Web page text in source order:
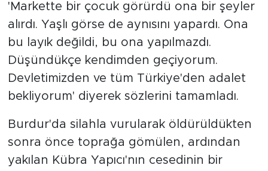
'Markette bir çocuk görürdü ona bir şeyler
alırdı. Yaşlı görse de aynısını yapardı. Ona
bu layık değildi, bu ona yapılmazdı.
Düşündükçe kendimden geçiyorum.
Devletimizden ve tüm Türkiye'den adalet
bekliyorum' diyerek sözlerini tamamladı.
Burdur'da silahla vurularak öldürüldükten
sonra önce toprağa gömülen, ardından
yakılan Kübra Yapıcı'nın cesedinin bir